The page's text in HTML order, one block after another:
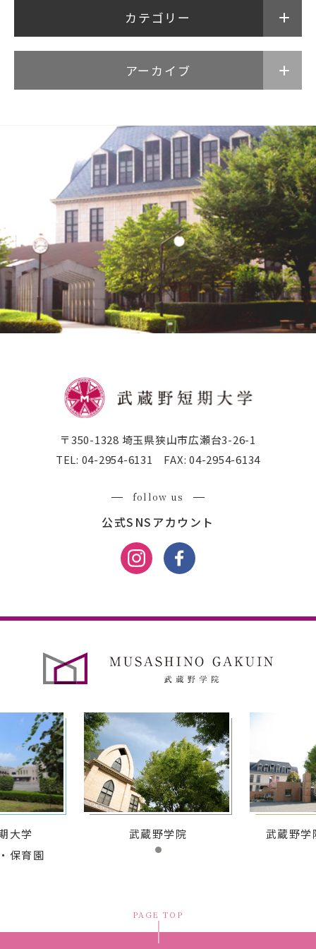
公式SNSアカウント
武蔵野学院大学
武蔵野中学校 高等学校
武蔵野短期大学
附属幼稚園・保育園
カテゴリー
アーカイブ
〒350-1328 埼玉県狭山市広瀬台3-26-1
TEL: 04-2954-6131 FAX: 04-2954-6134
follow us
公式SNSアカウント
大学
保育園
武蔵野学院 武蔵野学
PAGE TOP